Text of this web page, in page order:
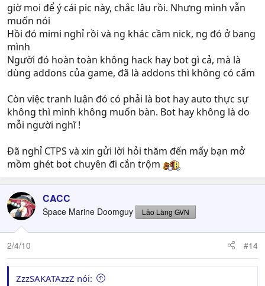
giờ moi để ý cái pic này, chắc lâu rồi. Nhưng mình vẫn
muốn nói
Hồi đó mimi nghỉ rồi và ng khác cầm nick, ng đó ở bang
mình
Người đó hoàn toàn không hack hay bot gì cả, mà là
dùng addons của game, đã là addons thì không có cấm
Còn việc tranh luận đó có phải là bot hay auto thực sự
không thì mình không muốn bàn. Bot hay không là do
mỗi người nghĩ !
Đã nghỉ CTPS và xin gửi lời hỏi thăm đến mấy bạn mở
mồm ghét bot chuyên đi cắn trộm
CACC
Space Marine Doomguy Lão Làng GVN
2/4/10 #14
ZzzSAKATAzzZ nói: